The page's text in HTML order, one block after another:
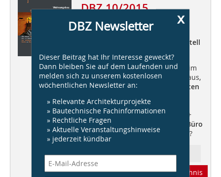
DBZ 10/2015
Wohnungsbau
individuell, vielfältig, experimentell
DBZ HeftpateCarsten Venus
blauraum architekten „Chancen im
Wohnungsbau“ +++ Stadt-Aktivhaus,
Hegger Hegger Schleiff Architekten
kellner schleich wunderling
DennewitzEins, ARGE D1 GbR
+++
Anforderungen an Estriche +++
Büro
Spezial+++ Das Bauen verbieten?
Ressort:
Abonnement Inhaltsverzeichnis
x
DBZ Newsletter
Dieser Beitrag hat Ihr Interesse geweckt?
Dann bleiben Sie auf dem Laufenden und
melden sich zu unserem kostenlosen
wöchentlichen Newsletter an:
» Relevante Architekturprojekte
» Bautechnische Fachinformationen
» Rechtliche Fragen
» Aktuelle Veranstaltungshinweise
» jederzeit kündbar